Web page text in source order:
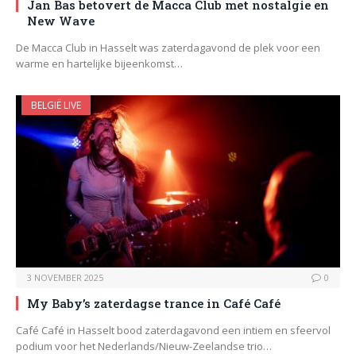
Jan Bas betovert de Macca Club met nostalgie en
New Wave
De Macca Club in Hasselt was zaterdagavond de plek voor een
warme en hartelijke bijeenkomst…
BELGIË LIVE
3 NOVEMBER 2025 0
My Baby’s zaterdagse trance in Café Café
Café Café in Hasselt bood zaterdagavond een intiem en sfeervol
podium voor het Nederlands/Nieuw-Zeelandse trio…